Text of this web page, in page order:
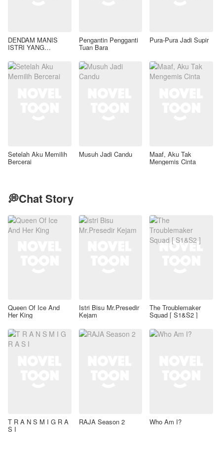
DENDAM MANIS
ISTRI YANG
Pengantin Pengganti
Tuan Bara
Pura-Pura Jadi Supir
Setelah Aku Memilih
Bercerai
Musuh Jadi Candu Maaf, Aku Tak
Mengemis Cinta
💭Chat Story
Queen Of Ice And
Her King
Istri Bisu Mr.Presedir
Kejam
The Troublemaker
Squad [ S1&S2 ]
T R A N S M I G R A
S I
RAJA Season 2 Who Am I?